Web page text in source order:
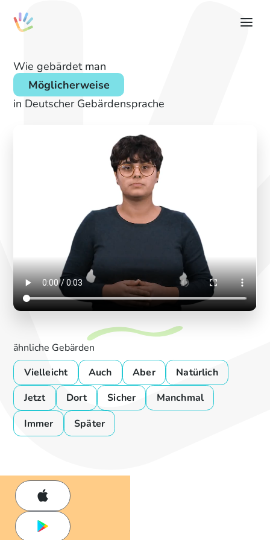
Wie gebärdet man
Möglicherweise
in Deutscher Gebärdensprache
ähnliche Gebärden
Vielleicht
Auch Aber
Natürlich
Jetzt
Dort Sicher
Manchmal
Immer
Später